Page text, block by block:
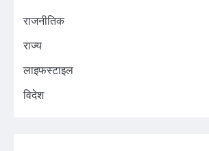
राजनीतिक
राज्य
लाइफस्टाइल
विदेश